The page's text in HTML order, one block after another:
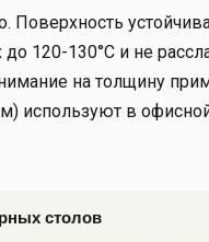
120-130°C и не
на толщину
используют в
столов